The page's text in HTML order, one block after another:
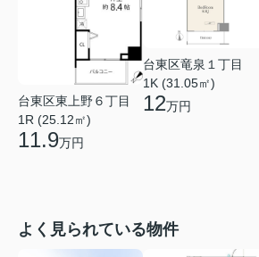
台東区東上野６丁目
1R (25.12㎡)
11.9万円
台東区竜泉１丁目
1K (31.05㎡)
12万円
よく見られている物件